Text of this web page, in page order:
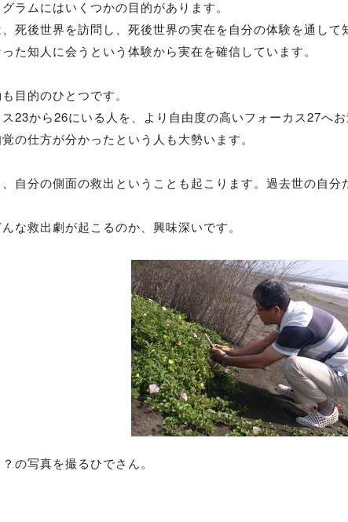
ラムにはいくつかの目的があります。
死後世界を訪問し、死後世界の実在を自分の体験を通し
た知人に会うという体験から実在を確信しています。
目的のひとつです。
23から26にいる人を、より自由度の高いフォーカス27へ
の仕方が分かったという人も大勢います。
自分の側面の救出ということも起こります。過去世の自分
な救出劇が起こるのか、興味深いです。
の写真を撮るひでさん。